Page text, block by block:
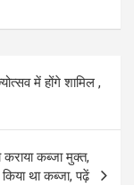
में होंगे शामिल ,
कब्जा मुक्त,
था कब्जा, पढ़ें